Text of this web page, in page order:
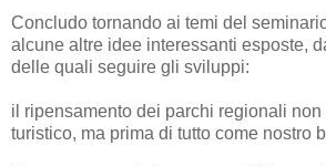
Concludo tornando ai temi del
alcune altre idee interessanti esposte,
delle quali seguire gli sviluppi:
il ripensamento dei parchi regionali
turistico, ma prima di tutto come nostro